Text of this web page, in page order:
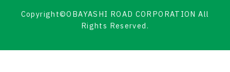
Copyright©OBAYASHI ROAD CORPORATION All
Rights Reserved.